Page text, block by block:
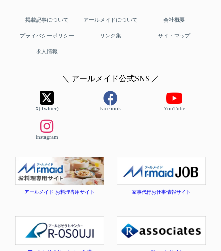
掲載記事について アールメイドについて 会社概要
プライバシーポリシー リンク集 サイトマップ
求人情報
＼ アールメイド公式SNS ／
X(Twitter) Facebook YouTube
Instagram
アールメイド お料理専用サイト 家事代行お仕事情報サイト